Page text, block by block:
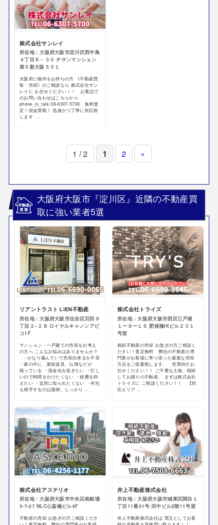
株式会社サンレイ
所在地：大阪府大阪市淀川区西中島
４丁目６－３０ チサンマンション
第５新大阪５０１
大阪府に物件をお持ちの方 《不動産買
取・売却》のご相談なら 株式会社サン
レイに お任せください！！ お電話で
のお問い合わせはこちらから
phone_in_talk 06-6307-5700 無料査
定！現金買取！ 迅速かつ丁寧に対応致
します ...
1 / 2 1 2 »
大阪府大阪市『淀川区』近隣の不動産買
取に強い業者5選
リアントラスト LiEN不動産
所在地：大阪府大阪市住吉区苅田９
丁目２−２８ ロイヤルキャノンアビ
コ1F
マンション・一戸建ての売却をお考え
の方へ こんなお悩みはありませんか？
・かなり傷んでいて売却出来るか不安
・家の中に、家財道具、仏壇などが
残っている ・現金化を急ぎたい ・忙し
いので時間をかけたくない ・経費を抑
えたい ・近所に知られたくない ・何社
も相手するのは面倒、しっかり ...
​株式会社トライズ
所在地：大阪府大阪市西区江戸堀
１ー９ー１６ ​肥後橋IKビル２０１
号室
相続不動産の売却 お急ぎの方ご相談く
ださい！査定無料 弊社の不動産の専
門家がお客様に寄り添った最適な売却
方法をご提案致します。 売買仲介お
任せください！！ ご不要な土地、相続
してお困りの不動産、 まずは株式会社
トライズに ご相談ください！！ 【対
応エリア ...
株式会社アステリオ
所在地：大阪府大阪市中央区南船場
3-7-27 NLC心斎橋ビル4F
不動産の売却 お急ぎの方ご相談くださ
井上不動産株式会社
所在地：大阪府大阪市城東区関目１
丁目11番31号 田中ビル2階11号室
井上不動産株式会社は 買主としてお客